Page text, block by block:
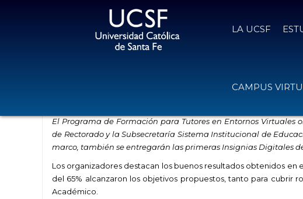
LA UCSF
CAMPUS
El Programa de Formación para Tutores en Entornos
de Rectorado y la Subsecretaría Sistema Institucional de
marco, también se entregarán las primeras Insignias Digitales de
Los organizadores destacan los buenos resultados obtenidos
del 65% alcanzaron los objetivos propuestos, tanto para cubrir
Académico.